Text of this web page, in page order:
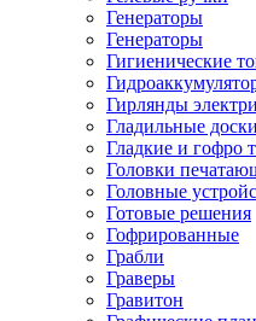
Генераторы
Генераторы
Гигиенические
Гирлянды
Гладильные доски
Гладкие и гофро
Головки
Головные
Готовые решения
Гофрированные
Грабли
Граверы
Гравитон